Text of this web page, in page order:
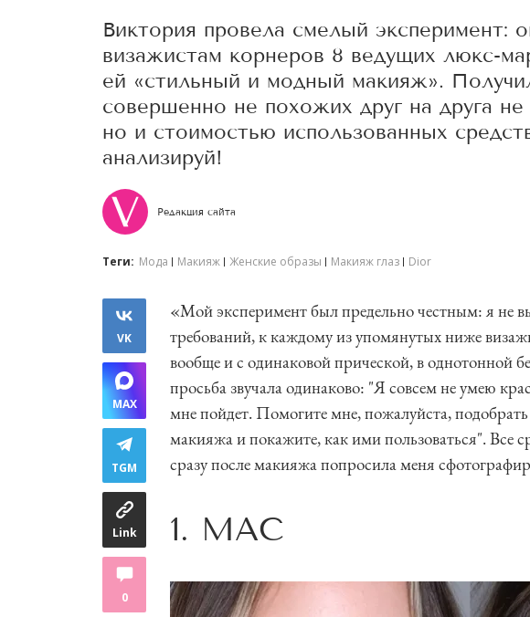
Виктория провела смелый эксперимент:
визажистам корнеров 8 ведущих люкс-
ей «стильный и модный макияж».
совершенно не похожих друг на друга
но и стоимостью использованных
анализируй!
Редакция сайта
Теги: Мода Макияж Женские образы Макияж глаз Dior
VK
MAX
TGM
Link
0
«Мой эксперимент был предельно честным: я не
требований, к каждому из упомянутых ниже
вообще и с одинаковой прической, в однотонной
просьба звучала одинаково: "Я совсем не умею
мне пойдет. Помогите мне, пожалуйста,
макияжа и покажите, как ими пользоваться". Все
сразу после макияжа попросила меня
1. MAC